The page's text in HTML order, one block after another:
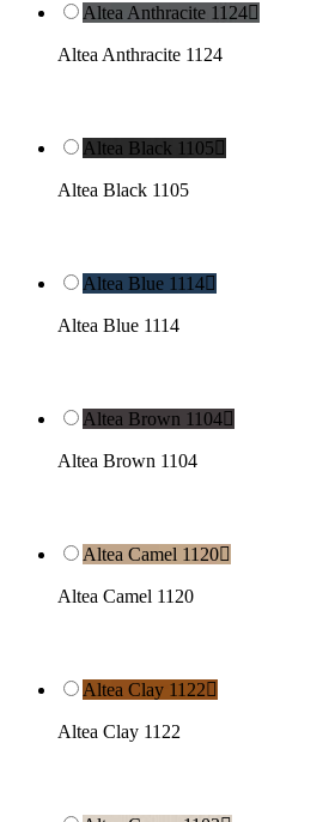
Altea Anthracite 1124
Altea Anthracite 1124
Altea Black 1105
Altea Black 1105
Altea Blue 1114
Altea Blue 1114
Altea Brown 1104
Altea Brown 1104
Altea Camel 1120
Altea Camel 1120
Altea Clay 1122
Altea Clay 1122